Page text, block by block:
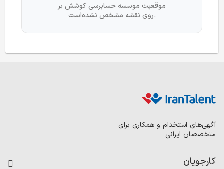
موقعیت موسسه حسابرسی کوشش بر
روی نقشه مشخص نشده‌است.
آگهی‌های استخدام و همکاری برای
متخصصان ایرانی
کارجویان